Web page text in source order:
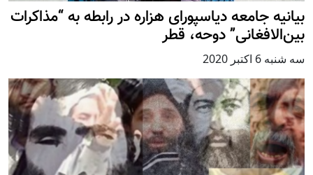
بیانیه جامعه دیاسپورای هزاره در رابطه به “مذاکرات
بین‌الافغانی” دوحه، قطر
سه شنبه 6 اكتبر 2020